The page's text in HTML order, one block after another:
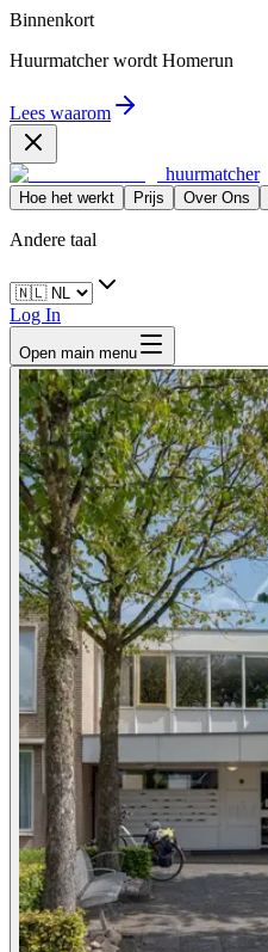
Binnenkort
Huurmatcher wordt Homerun
Lees waarom
huurmatcher
Hoe het werkt Prijs Over Ons
Andere taal
Log In
Open main menu